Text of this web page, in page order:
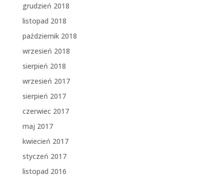
grudzień 2018
listopad 2018
październik 2018
wrzesień 2018
sierpień 2018
wrzesień 2017
sierpień 2017
czerwiec 2017
maj 2017
kwiecień 2017
styczeń 2017
listopad 2016